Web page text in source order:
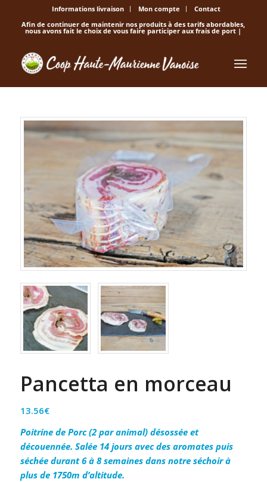
Informations livraison Mon compte
Contact
Afin de continuer de maintenir nos produits à des tarifs abordables,
nous avons fait le choix de vous faire participer aux frais de port |
Pancetta en morceau
13.56€
Poitrine de Porc (2 par animal) désossée et
découennée. Salée 14 jours avec des aromates puis
séchée durant 6 à 8 semaines dans notre séchoir à
plus de 1750m d’altitude.